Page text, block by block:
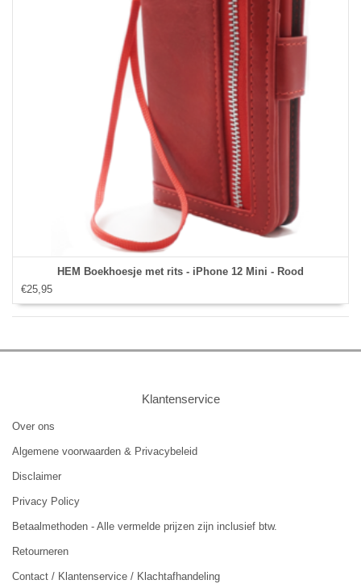
HEM Boekhoesje met rits - iPhone 12 Mini - Rood
€25,95
Klantenservice
Over ons
Algemene voorwaarden & Privacybeleid
Disclaimer
Privacy Policy
Betaalmethoden - Alle vermelde prijzen zijn inclusief btw.
Retourneren
Contact / Klantenservice / Klachtafhandeling